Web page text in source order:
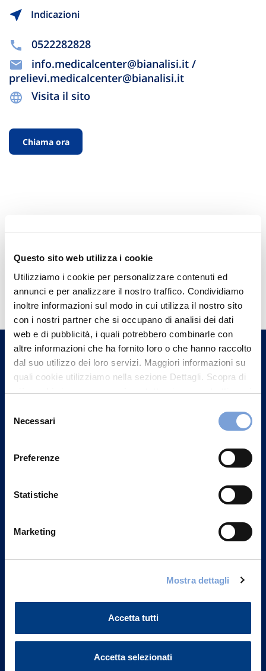
Questo sito web utilizza i cookie
Utilizziamo i cookie per personalizzare contenuti ed
annunci e per analizzare il nostro traffico. Condividiamo
inoltre informazioni sul modo in cui utilizza il nostro sito
con i nostri partner che si occupano di analisi dei dati
web e di pubblicità, i quali potrebbero combinarle con
altre informazioni che ha fornito loro o che hanno raccolto
dal suo utilizzo dei loro servizi. Maggiori informazioni su
quali cookie utilizziamo nella sezione Dettagli. Scopra di
più su chi siamo, come può contattarci e come trattiamo i
può trovare nel footer del sito nella sezione "Informativa
delNecessari
Preferenze
Statistiche
Marketing
Mostra dettagli
Accetta tutti
Accetta selezionati
Indicazioni
0522282828
info.medicalcenter@bianalisi.it /
prelievi.medicalcenter@bianalisi.it
Visita il sito
Chiama ora
Hai bisogno di
informazioni?
Trova l'Agenzia più vicina a te e parla con
un nostro Agente.